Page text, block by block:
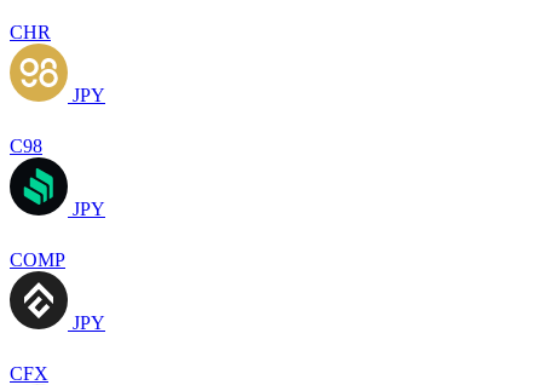
CHR
JPY
C98
JPY
COMP
JPY
CFX